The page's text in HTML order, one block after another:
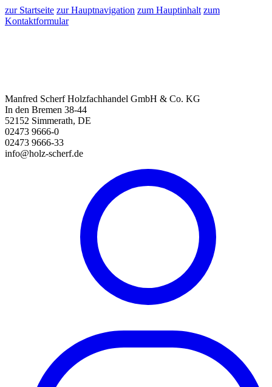
zur Startseite zur Hauptnavigation zum Hauptinhalt zum
Kontaktformular
Manfred Scherf Holzfachhandel GmbH & Co. KG
In den Bremen 38-44
52152 Simmerath, DE
02473 9666-0
02473 9666-33
info@holz-scherf.de